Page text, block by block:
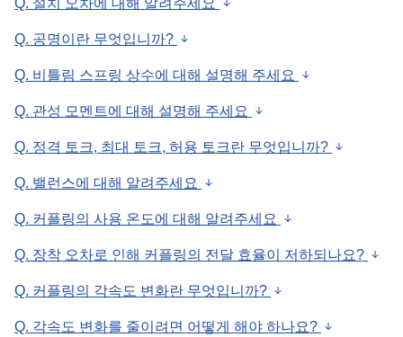
Q. 설치 오차에 대해 알려주세요
Q. 공명이란 무엇입니까?
Q. 비틀림 스프링 상수에 대해 설명해 주세요
Q. 관성 모멘트에 대해 설명해 주세요
Q. 정격 토크, 최대 토크, 허용 토크란 무엇입니까?
Q. 밸런스에 대해 알려주세요
Q. 커플링의 사용 온도에 대해 알려주세요
Q. 장착 오차로 인해 커플링의 전달 효율이 저하되나요?
Q. 커플링의 각속도 변화란 무엇입니까?
Q. 각속도 변화를 줄이려면 어떻게 해야 하나요?